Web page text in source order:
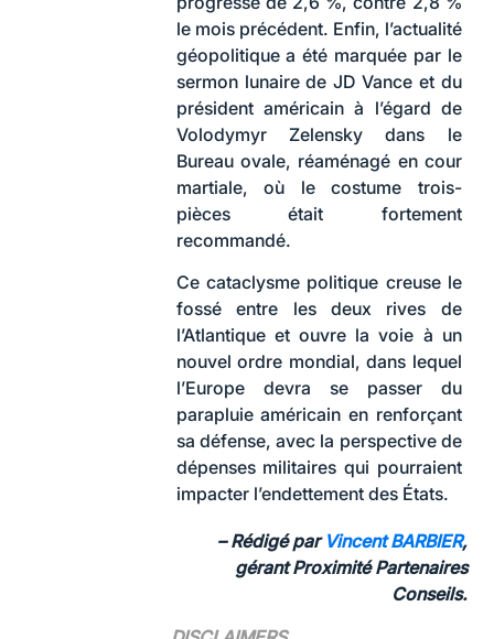
le mois précédent. Enfin, l’actualité
géopolitique a été marquée par le
sermon lunaire de JD Vance et du
président américain à l’égard de
Volodymyr Zelensky dans le
Bureau ovale, réaménagé en cour
martiale, où le costume trois-
pièces était fortement
recommandé.
Ce cataclysme politique creuse le
fossé entre les deux rives de
l’Atlantique et ouvre la voie à un
nouvel ordre mondial, dans lequel
l’Europe devra se passer du
parapluie américain en renforçant
sa défense, avec la perspective de
dépenses militaires qui pourraient
impacter l’endettement des États.
–Rédigé par Vincent BARBIER,
gérant Proximité Partenaires
Conseils.